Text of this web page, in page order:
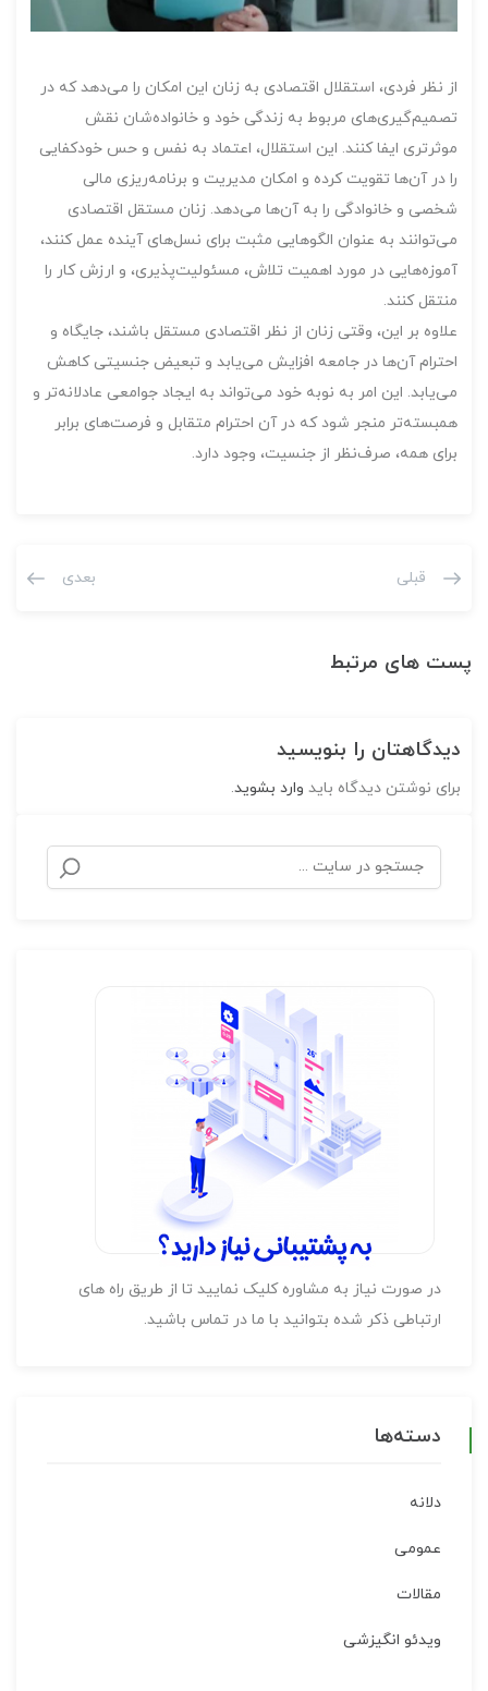
از نظر فردی، استقلال اقتصادی به زنان این امکان را می‌دهد که در
تصمیم‌گیری‌های مربوط به زندگی خود و خانواده‌شان نقش
موثرتری ایفا کنند. این استقلال، اعتماد به نفس و حس خودکفایی
را در آن‌ها تقویت کرده و امکان مدیریت و برنامه‌ریزی مالی
شخصی و خانوادگی را به آن‌ها می‌دهد. زنان مستقل اقتصادی
می‌توانند به عنوان الگوهایی مثبت برای نسل‌های آینده عمل کنند،
آموزه‌هایی در مورد اهمیت تلاش، مسئولیت‌پذیری، و ارزش کار را
منتقل کنند.
علاوه بر این، وقتی زنان از نظر اقتصادی مستقل باشند، جایگاه و
احترام آن‌ها در جامعه افزایش می‌یابد و تبعیض جنسیتی کاهش
می‌یابد. این امر به نوبه خود می‌تواند به ایجاد جوامعی عادلانه‌تر و
همبسته‌تر منجر شود که در آن احترام متقابل و فرصت‌های برابر
برای همه، صرف‌نظر از جنسیت، وجود دارد.
قبلی بعدی
پست های مرتبط
دیدگاهتان را بنویسید
برای نوشتن دیدگاه باید وارد بشوید.
در صورت نیاز به مشاوره کلیک نمایید تا از طریق راه های
ارتباطی ذکر شده بتوانید با ما در تماس باشید.
دسته‌ها
دلانه
عمومی
مقالات
ویدئو انگیزشی